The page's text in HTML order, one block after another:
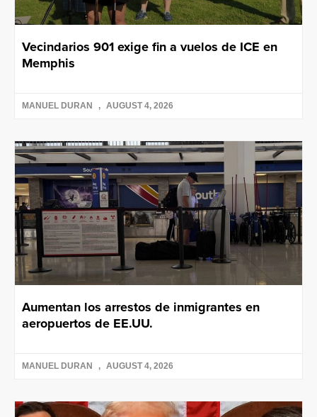
Vecindarios 901 exige fin a vuelos de ICE en
Memphis
MANUEL DURAN AUGUST 4, 2026
Aumentan los arrestos de inmigrantes en
aeropuertos de EE.UU.
MANUEL DURAN AUGUST 4, 2026